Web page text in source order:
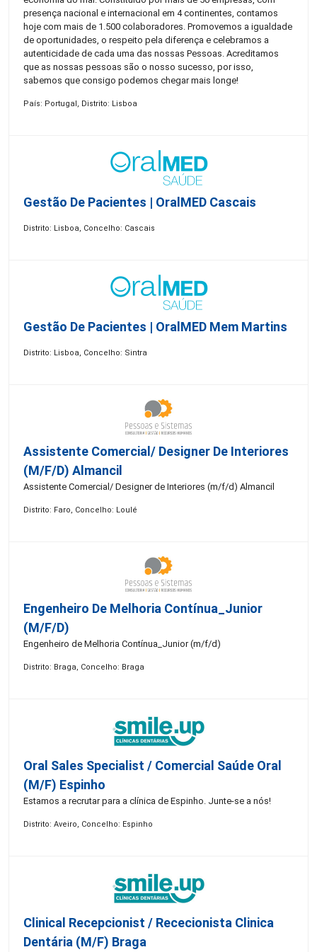
presença nacional e internacional em 4 continentes, contamos
hoje com mais de 1.500 colaboradores. Promovemos a igualdade
de oportunidades, o respeito pela diferença e celebramos a
autenticidade de cada uma das nossas Pessoas. Acreditamos
que as nossas pessoas são o nosso sucesso, por isso,
sabemos que consigo podemos chegar mais longe!
País: Portugal, Distrito: Lisboa
Gestão De Pacientes | OralMED Cascais
Distrito: Lisboa, Concelho: Cascais
Gestão De Pacientes | OralMED Mem Martins
Distrito: Lisboa, Concelho: Sintra
Assistente Comercial/ Designer De Interiores
(m/f/d) Almancil
Assistente Comercial/ Designer de Interiores (m/f/d) Almancil
Distrito: Faro, Concelho: Loulé
Engenheiro De Melhoria Contínua_Junior
(m/f/d)
Engenheiro de Melhoria Contínua_Junior (m/f/d)
Distrito: Braga, Concelho: Braga
Oral Sales Specialist / Comercial Saúde Oral
(M/F) Espinho
Estamos a recrutar para a clínica de Espinho. Junte-se a nós!
Distrito: Aveiro, Concelho: Espinho
Clinical Recepcionist / Rececionista Clinica
Dentária (M/F) Braga